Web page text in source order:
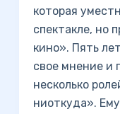
которая
спектакле, но
кино». Пять
свое мнение и
несколько
ниоткуда».